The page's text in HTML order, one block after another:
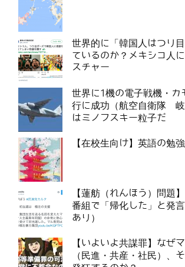
世界的に「韓国人はつり
ているのか？メキシコ人
スチャー
世界に1機の電子戦機・カ
行に成功（航空自衛隊 岐
はミノフスキー粒子だ
【在校生向け】英語の勉
【蓮舫（れんほう）問題
番組で「帰化した」と発
あり）
【いよいよ共謀罪】なぜ
（民進・共産・社民）、